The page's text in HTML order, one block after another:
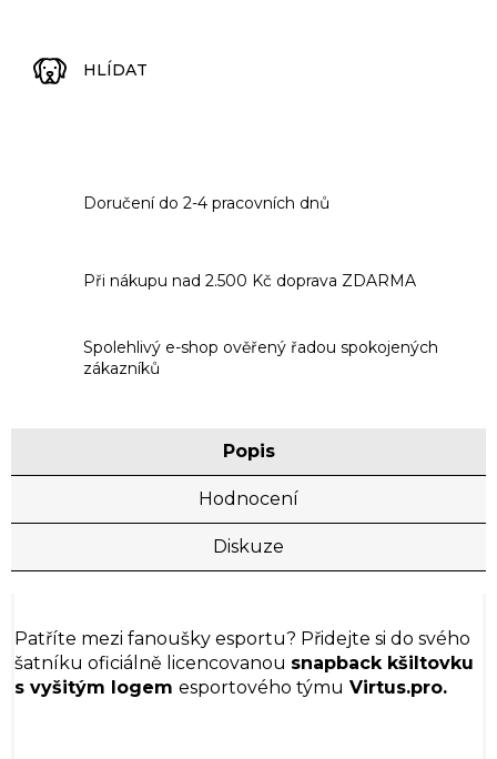
HLÍDAT
Doručení do 2-4 pracovních dnů
Při nákupu nad 2.500 Kč doprava ZDARMA
Spolehlivý e-shop ověřený řadou spokojených
zákazníků
Popis
Hodnocení
Diskuze
Patříte mezi fanoušky esportu? Přidejte si do svého
šatníku oficiálně licencovanou snapback kšiltovku
s vyšitým logem esportového týmu Virtus.pro.